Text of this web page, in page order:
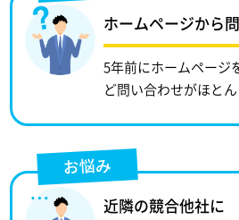
ホームページから
5年前にホームページ
ど問い合わせがほとん
お悩み
近隣の競合他社に